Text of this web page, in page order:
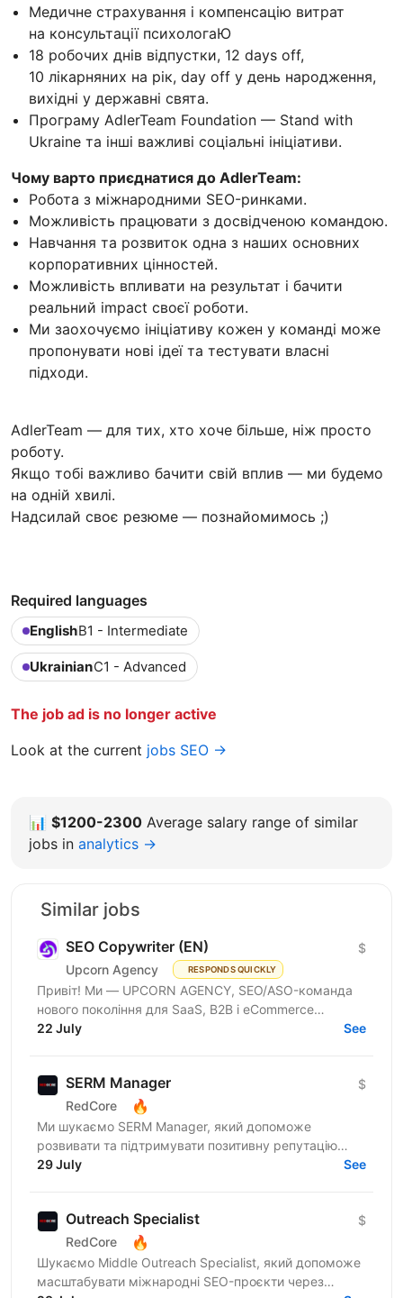
Медичне страхування і компенсацію витрат
на консультації психологаЮ
18 робочих днів відпустки, 12 days off,
10 лікарняних на рік, day off у день народження,
вихідні у державні свята.
Програму AdlerTeam Foundation — Stand with
Ukraine та інші важливі соціальні ініціативи.
Чому варто приєднатися до AdlerTeam:
Робота з міжнародними SEO-ринками.
Можливість працювати з досвідченою командою.
Навчання та розвиток одна з наших основних
корпоративних цінностей.
Можливість впливати на результат і бачити
реальний impact своєї роботи.
Ми заохочуємо ініціативу кожен у команді може
пропонувати нові ідеї та тестувати власні
підходи.
AdlerTeam — для тих, хто хоче більше, ніж просто
роботу.
Якщо тобі важливо бачити свій вплив — ми будемо
на одній хвилі.
Надсилай своє резюме — познайомимось ;)
Required languages
EnglishB1 - Intermediate
UkrainianC1 - Advanced
The job ad is no longer active
Look at the current jobs SEO →
📊 $1200-2300 Average salary range of similar
jobs in analytics →
Similar jobs
SEO Copywriter (EN)
Upcorn Agency RESPONDS QUICKLY
$
Привіт! Ми — UPCORN AGENCY, SEO/ASO-команда
нового покоління для SaaS, B2B і eCommerce
компаній. Ми не просто виконуємо задачі - ми
22 July See
SERM Manager
RedCore 🔥
$
Ми шукаємо SERM Manager, який допоможе
розвивати та підтримувати позитивну репутацію
бренду в онлайн-просторі. Якщо ти цікавишся SEO,
29 July See
Outreach Specialist
RedCore 🔥
$
Шукаємо Middle Outreach Specialist, який допоможе
масштабувати міжнародні SEO-проєкти через